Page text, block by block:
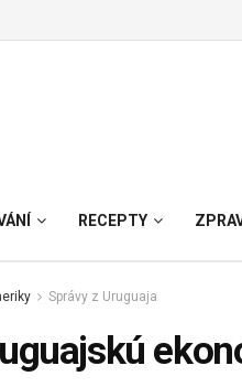
RECEPTY
Správy z Uruguaja